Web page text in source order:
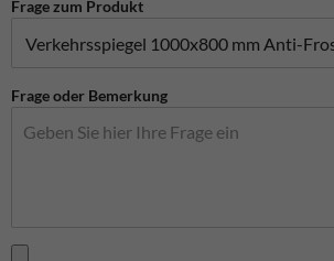
Frage zum Produkt
Frage oder Bemerkung